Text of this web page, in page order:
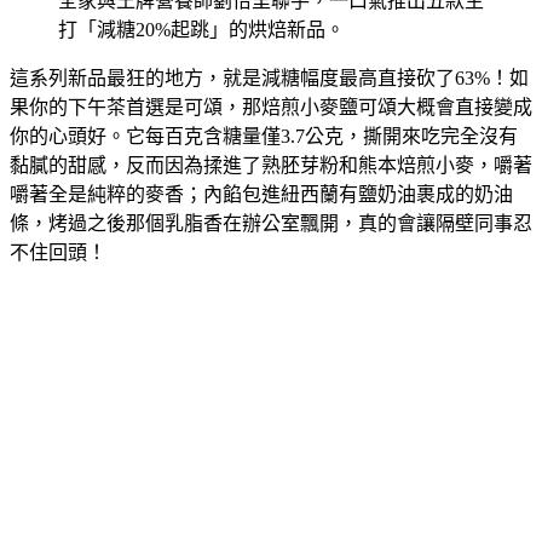
打「減糖20%起跳」的烘焙新品。
這系列新品最狂的地方，就是減糖幅度最高直接砍了63%！如
果你的下午茶首選是可頌，那焙煎小麥鹽可頌大概會直接變成
你的心頭好。它每百克含糖量僅3.7公克，撕開來吃完全沒有
黏膩的甜感，反而因為揉進了熟胚芽粉和熊本焙煎小麥，嚼著
嚼著全是純粹的麥香；內餡包進紐西蘭有鹽奶油裹成的奶油
條，烤過之後那個乳脂香在辦公室飄開，真的會讓隔壁同事忍
不住回頭！